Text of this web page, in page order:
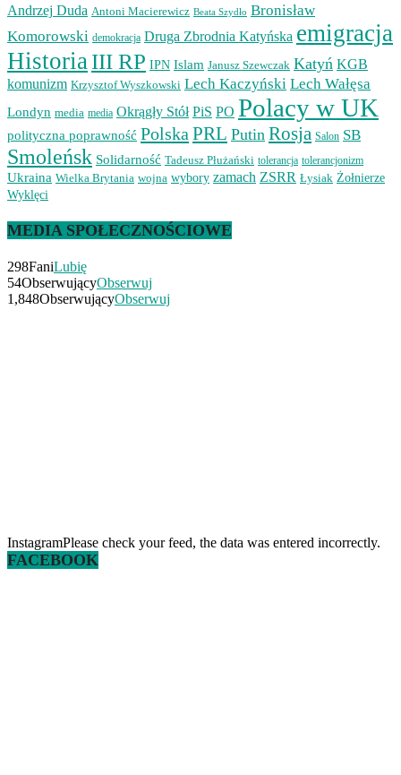
Andrzej Duda Antoni Macierewicz Beata Szydło Bronisław
Komorowski demokracja Druga Zbrodnia Katyńska emigracja
Historia III RP IPN Islam Janusz Szewczak Katyń KGB
komunizm Krzysztof Wyszkowski Lech Kaczyński Lech Wałęsa
Londyn media media Okrągły Stół PiS PO Polacy w UK
polityczna poprawność Polska PRL Putin Rosja Salon SB
Smoleńsk Solidarność Tadeusz Płużański tolerancja tolerancjonizm
Ukraina Wielka Brytania wojna wybory zamach ZSRR Łysiak Żołnierze
Wyklęci
MEDIA SPOŁECZNOŚCIOWE
298FaniLubię
54ObserwującyObserwuj
1,848ObserwującyObserwuj
InstagramPlease check your feed, the data was entered incorrectly.
FACEBOOK